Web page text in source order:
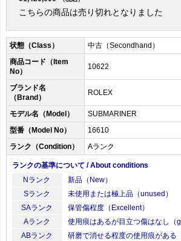
こちらの商品は売り切れとなりました
状態（Class）
中古（Secondhand）
商品コード（Item
No）
10622
ブランド名
（Brand）
ROLEX
モデル名（Model）
SUBMARINER
型番（Model No）
16610
ランク（Condition）
Aランク
ランクの基準について / About conditions
Nランク
新品（New）
Sランク
未使用または極上品（unused）
SAランク
保管傷程度（Excellent）
Aランク
使用痕はあるが目立つ傷はなし（
ABランク
研磨で消せる程度の使用痕がある